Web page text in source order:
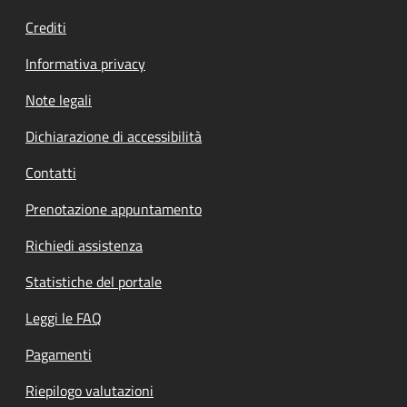
Crediti
Informativa privacy
Note legali
Dichiarazione di accessibilità
Contatti
Prenotazione appuntamento
Richiedi assistenza
Statistiche del portale
Leggi le FAQ
Pagamenti
Riepilogo valutazioni